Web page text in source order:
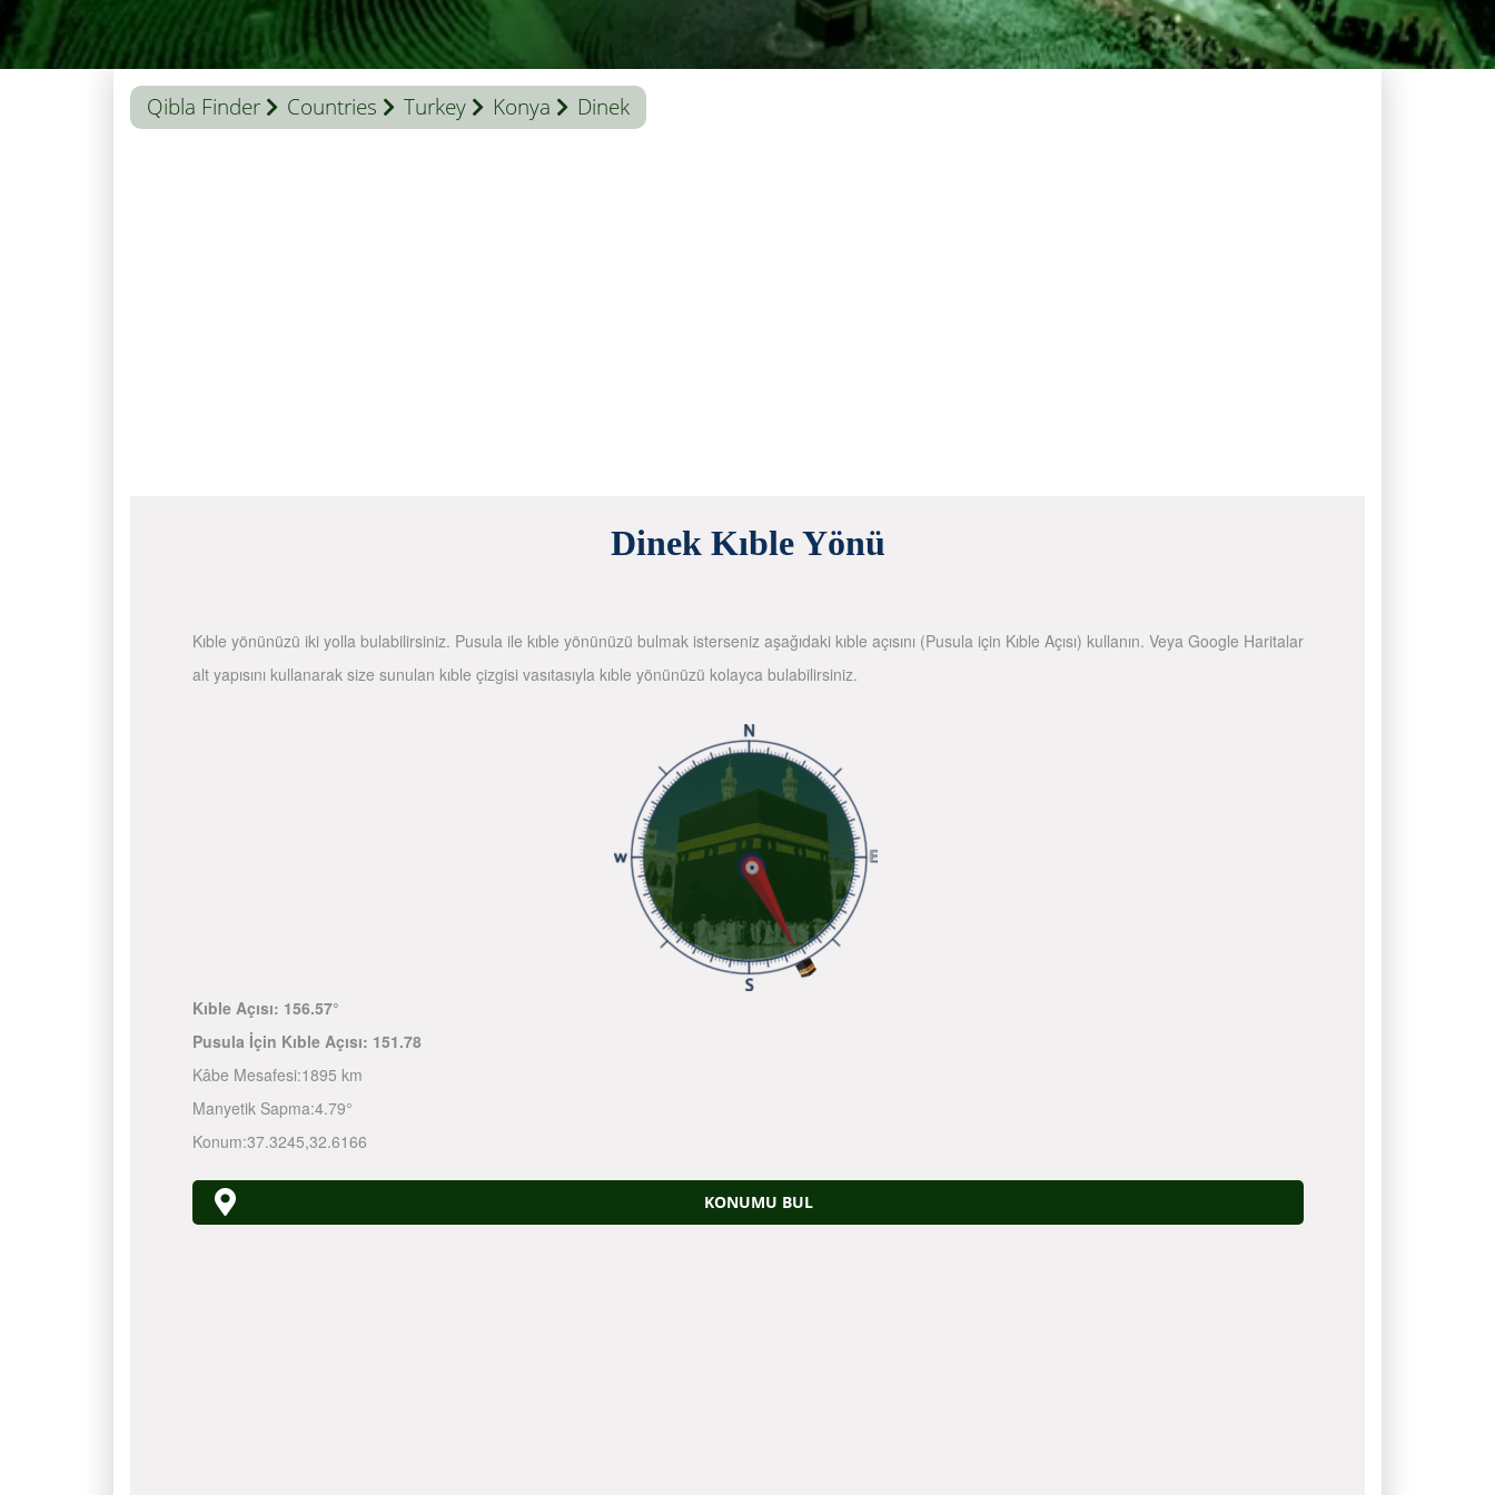
Qibla Finder Countries Turkey Konya Dinek
Dinek Kıble Yönü
Kıble yönünüzü iki yolla bulabilirsiniz. Pusula ile kıble yönünüzü bulmak isterseniz aşağıdaki kıble açısını (Pusula için Kıble Açısı) kullanın. Veya Google Haritalar
alt yapısını kullanarak size sunulan kıble çizgisi vasıtasıyla kıble yönünüzü kolayca bulabilirsiniz.
Kıble Açısı: 156.57°
Pusula İçin Kıble Açısı: 151.78
Kâbe Mesafesi:1895 km
Manyetik Sapma:4.79°
Konum:37.3245,32.6166
KONUMU BUL